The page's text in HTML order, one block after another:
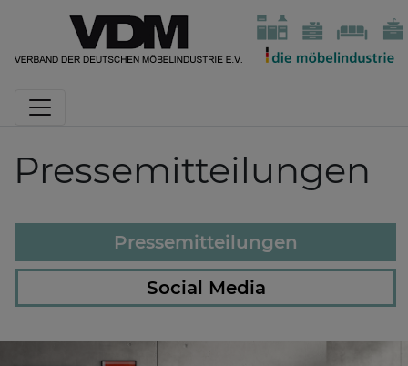
Pressemitteilungen
Pressemitteilungen
Social Media